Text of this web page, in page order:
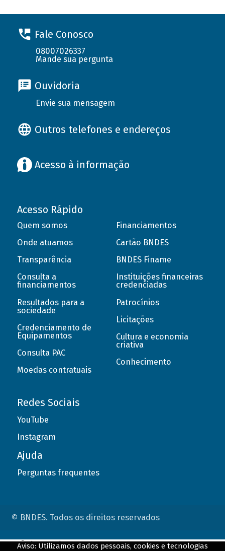
Fale Conosco
08007026337
Mande sua pergunta
Ouvidoria
Envie sua mensagem
Outros telefones e endereços
Acesso à informação
Acesso Rápido
Quem somos
Onde atuamos
Transparência
Consulta a
financiamentos
Resultados para a
sociedade
Credenciamento de
Equipamentos
Consulta PAC
Moedas contratuais
Financiamentos
Cartão BNDES
BNDES Finame
Instituições financeiras
credenciadas
Patrocínios
Licitações
Cultura e economia
criativa
Conhecimento
Redes Sociais
YouTube
Instagram
Ajuda
Perguntas frequentes
© BNDES. Todos os direitos reservados
Aviso: Utilizamos dados pessoais, cookies e tecnologias
ConteÃºdo complementar